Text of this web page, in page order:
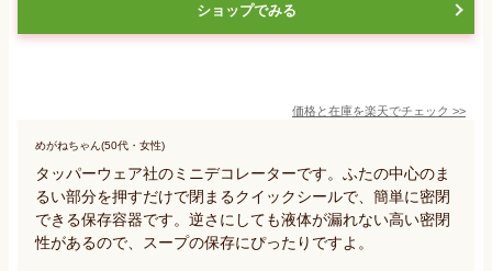
ショップでみる
価格と在庫を楽天でチェック >>
めがねちゃん(50代・女性)
タッパーウェア社のミニデコレーターです。ふたの中心のま
るい部分を押すだけで閉まるクイックシールで、簡単に密閉
できる保存容器です。逆さにしても液体が漏れない高い密閉
性があるので、スープの保存にぴったりですよ。